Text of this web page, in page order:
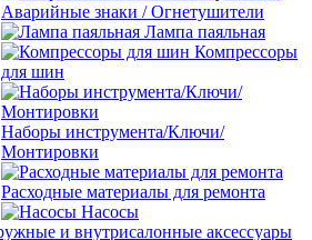
Аварийные знаки / Огнетушители
Лампа паяльная
Компрессоры
для шин
Наборы инструмента/Ключи/
Монтировки
Расходные материалы для ремонта
Насосы